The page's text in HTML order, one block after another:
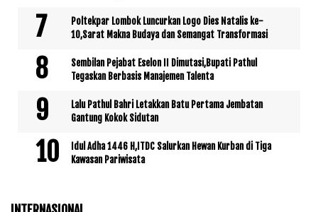
Poltekpar Lombok Luncurkan Logo Dies Natalis ke-
10,Sarat Makna Budaya dan Semangat Transformasi
Sembilan Pejabat Eselon II Dimutasi,Bupati Pathul
Tegaskan Berbasis Manajemen Talenta
Lalu Pathul Bahri Letakkan Batu Pertama Jembatan
Gantung Kokok Sidutan
Idul Adha 1446 H,ITDC Salurkan Hewan Kurban di Tiga
Kawasan Pariwisata